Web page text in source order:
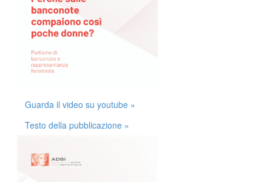
Guarda il video su youtube »
Testo della pubblicazione »